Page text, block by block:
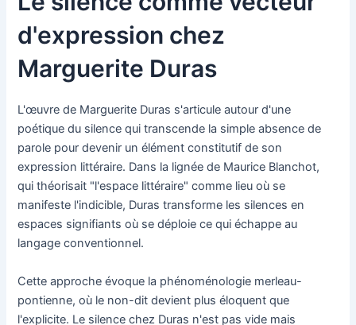
d'expression chez
Marguerite Duras
L'œuvre de Marguerite Duras s'articule autour d'une
poétique du silence qui transcende la simple absence de
parole pour devenir un élément constitutif de son
expression littéraire. Dans la lignée de Maurice Blanchot,
qui théorisait "l'espace littéraire" comme lieu où se
manifeste l'indicible, Duras transforme les silences en
espaces signifiants où se déploie ce qui échappe au
langage conventionnel.
Cette approche évoque la phénoménologie merleau-
pontienne, où le non-dit devient plus éloquent que
l'explicite. Le silence chez Duras n'est pas vide mais